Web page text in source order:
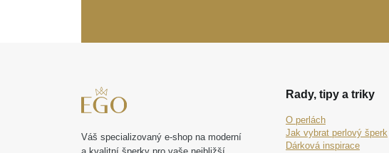
Váš specializovaný e-shop na moderní
Rady, tipy a triky
O perlách
Jak vybrat perlový šperk
Dárková inspirace